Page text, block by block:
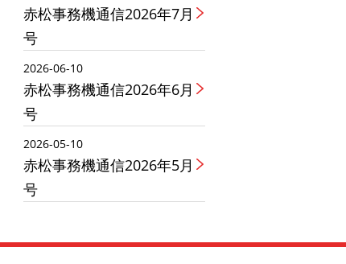
赤松事務機通信2026年7月
号
2026-06-10
赤松事務機通信2026年6月
号
2026-05-10
赤松事務機通信2026年5月
号